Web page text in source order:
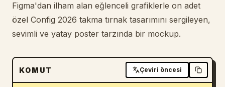
İstemler
İndir
Figma'dan ilham alan eğlenceli grafiklerle on adet
özel Config 2026 takma tırnak tasarımını sergileyen,
sevimli ve yatay poster tarzında bir mockup.
KOMUT Çeviri öncesi